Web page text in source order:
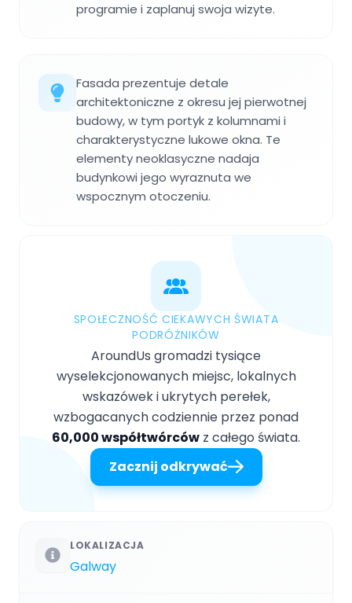
programie i zaplanuj swoja wizyte.
Fasada prezentuje detale
architektoniczne z okresu jej pierwotnej
budowy, w tym portyk z kolumnami i
charakterystyczne lukowe okna. Te
elementy neoklasyczne nadaja
budynkowi jego wyraznuta we
wspocznym otoczeniu.
SPOŁECZNOŚĆ CIEKAWYCH ŚWIATA
PODRÓŻNIKÓW
AroundUs gromadzi tysiące
wyselekcjonowanych miejsc, lokalnych
wskazówek i ukrytych perełek,
wzbogacanych codziennie przez ponad
60,000 współtwórców z całego świata.
Zacznij odkrywać
LOKALIZACJA
Galway